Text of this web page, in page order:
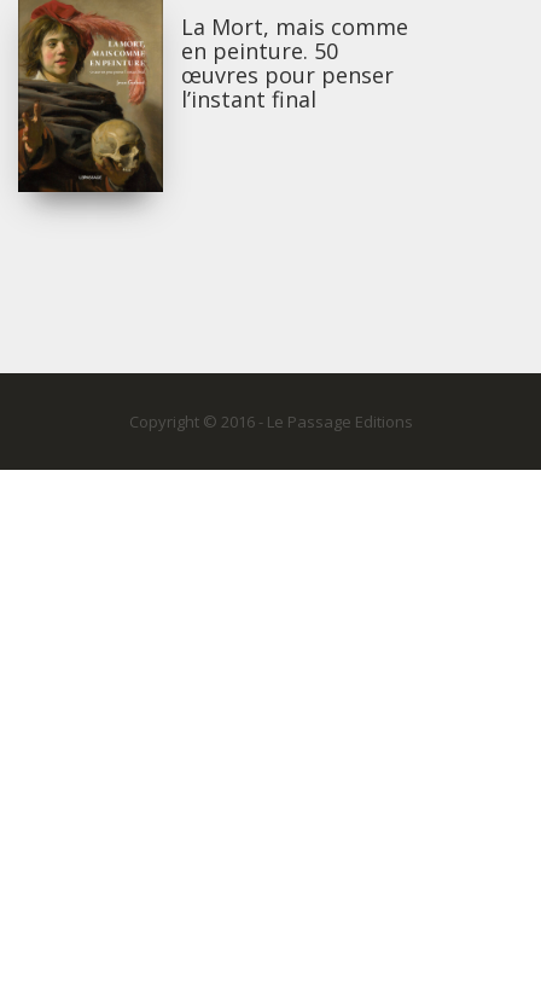
La Mort, mais comme
en peinture. 50
œuvres pour penser
l’instant final
Copyright © 2016 - Le Passage Editions